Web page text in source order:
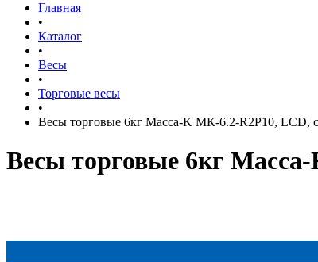
Главная
•
Каталог
•
Весы
•
Торговые весы
•
Весы торговые 6кг Mасса-K МК-6.2-R2P10, LCD,
Весы торговые 6кг